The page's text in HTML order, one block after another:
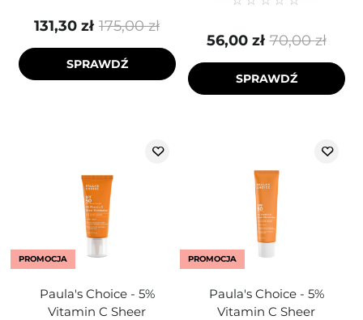
175,00 zł
131,30 zł
SPRAWDŹ
70,00 zł
56,00 zł
SPRAWDŹ
PROMOCJA
Paula's Choice - 5%
Vitamin C Sheer
PROMOCJA
Paula's Choice - 5%
Vitamin C Sheer